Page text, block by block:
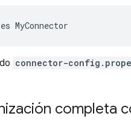
connector-
completa